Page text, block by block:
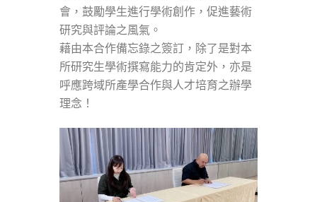
會，鼓勵學生進行學術創作，促進藝術
研究與評論之風氣。
藉由本合作備忘錄之簽訂，除了是對本
所研究生學術撰寫能力的肯定外，亦是
呼應跨域所產學合作與人才培育之辦學
理念！